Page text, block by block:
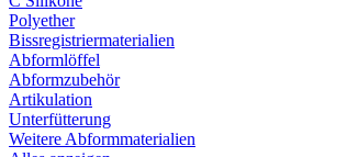
Polyether
Bissregistriermaterialien
Abformlöffel
Abformzubehör
Artikulation
Unterfütterung
Weitere Abformmaterialien